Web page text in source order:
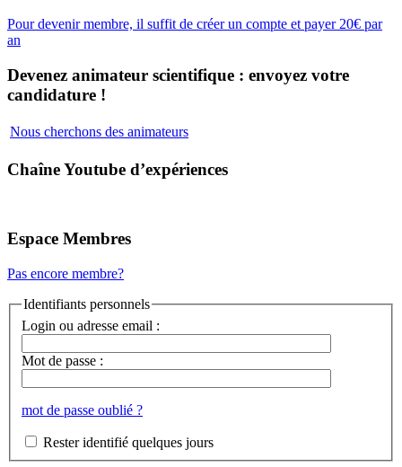
Pour devenir membre, il suffit de créer un compte et payer 20€ par
an
Devenez animateur scientifique : envoyez votre
candidature !
Nous cherchons des animateurs
Chaîne Youtube d’expériences
Espace Membres
Pas encore membre?
Identifiants personnels
Login ou adresse email :
Mot de passe :
mot de passe oublié ?
Rester identifié quelques jours